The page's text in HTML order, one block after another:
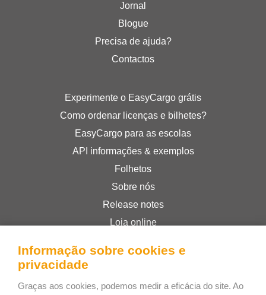
Jornal
Blogue
Precisa de ajuda?
Contactos
Experimente o EasyCargo grátis
Como ordenar licenças e bilhetes?
EasyCargo para as escolas
API informações & exemplos
Folhetos
Sobre nós
Release notes
Loja online
Privacy Policy
Informação sobre cookies e
privacidade
Graças aos cookies, podemos medir a eficácia do site. Ao